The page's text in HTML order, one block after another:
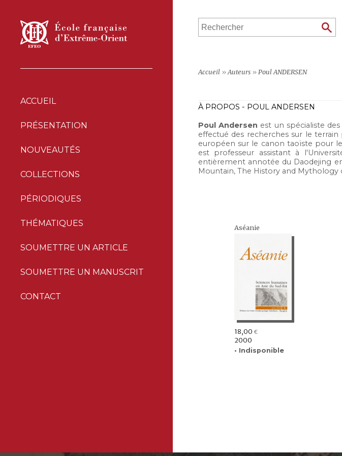
ACCUEIL
PRÉSENTATION
NOUVEAUTÉS
COLLECTIONS
PÉRIODIQUES
THÉMATIQUES
SOUMETTRE UN ARTICLE
SOUMETTRE UN MANUSCRIT
CONTACT
Accueil »Auteurs » Poul ANDERSEN
À PROPOS - POUL ANDERSEN
Poul Andersen est un spécialiste
effectué des recherches sur le
européen sur le canon taoïste pour
est professeur assistant à
entièrement annotée du Daodejing
Mountain, The History and Mythology
Aséanie
18,00 €
2000
• Indisponible